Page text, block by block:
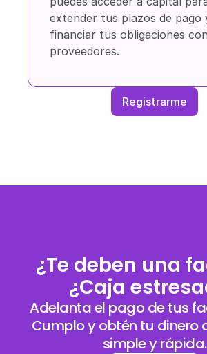
extender tus plazos de pago
financiar tus obligaciones
proveedores.
Registrarme
¿Te deben una
¿Caja
Adelanta el pago de tus
Cumplo y obtén tu dinero
simple y rápida.